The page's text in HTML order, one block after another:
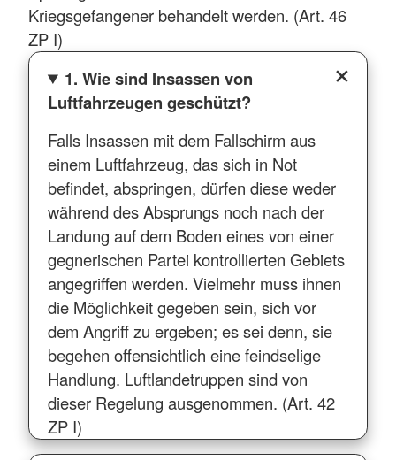
Kriegsgefangener behandelt werden. (Art. 46
ZP I)
1. Wie sind Insassen von
Luftfahrzeugen geschützt?
Falls Insassen mit dem Fallschirm aus
einem Luftfahrzeug, das sich in Not
befindet, abspringen, dürfen diese weder
während des Absprungs noch nach der
Landung auf dem Boden eines von einer
gegnerischen Partei kontrollierten Gebiets
angegriffen werden. Vielmehr muss ihnen
die Möglichkeit gegeben sein, sich vor
dem Angriff zu ergeben; es sei denn, sie
begehen offensichtlich eine feindselige
Handlung. Luftlandetruppen sind von
dieser Regelung ausgenommen. (Art. 42
ZP I)